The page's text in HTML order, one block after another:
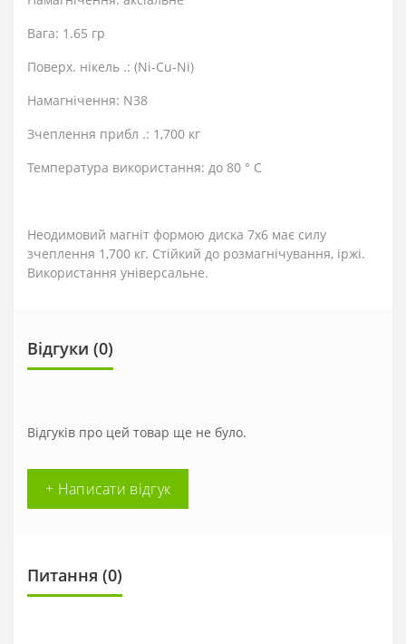
Вага: 1.65 гр
Поверх. нікель .: (Ni-Cu-Ni)
Намагнічення: N38
Зчеплення прибл .: 1,700 кг
Температура використання: до 80 ° C
Неодимовий магніт формою диска 7х6 має силу
зчеплення 1,700 кг. Стійкий до розмагнічування, іржі.
Використання універсальне.
Відгуки (0)
Відгуків про цей товар ще не було.
+ Написати відгук
Питання (0)